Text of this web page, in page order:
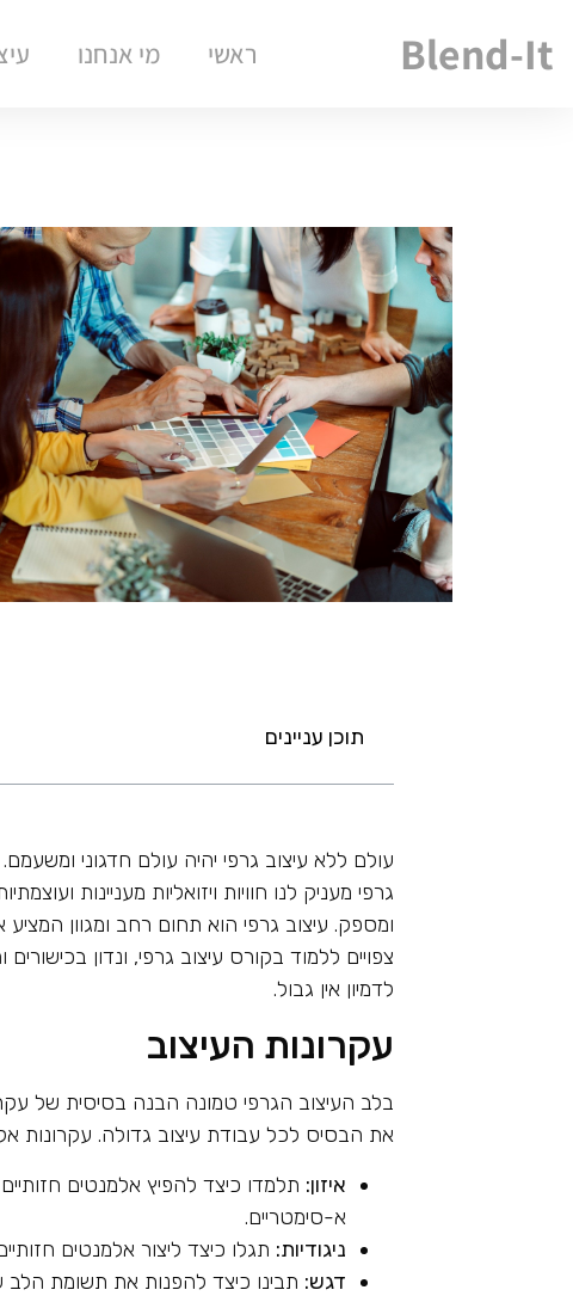
Blend-It ראשי מי אנחנו
תוכן עניינים
עולם ללא עיצוב גרפי יהיה עולם חדגוני
גרפי מעניק לנו חוויות ויזואליות מעניינות
ומספק. עיצוב גרפי הוא תחום רחב ומגוון
צפויים ללמוד בקורס עיצוב גרפי, ונדון
לדמיון אין גבול.
עקרונות העיצוב
בלב העיצוב הגרפי טמונה הבנה בסיסית של
את הבסיס לכל עבודת עיצוב גדולה. עקרונות
איזון: תלמדו כיצד להפיץ אלמנטים
א-סימטריים.
ניגודיות: תגלו כיצד ליצור אלמנטים
דגש: תבינו כיצד להפנות את תשומת